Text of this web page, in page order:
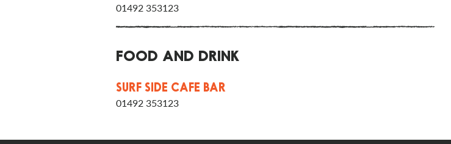
01492 353123
FOOD AND DRINK
SURF SIDE CAFE BAR
01492 353123